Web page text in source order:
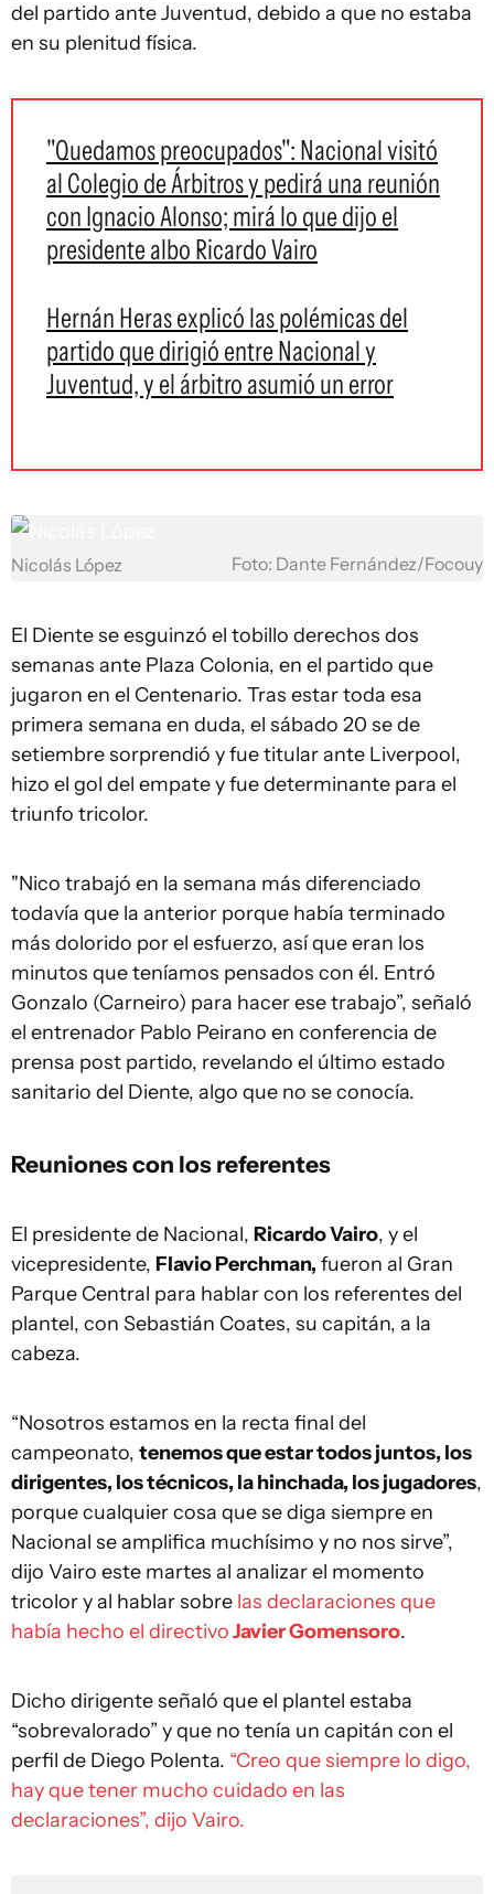
del partido ante Juventud, debido a que no estaba
en su plenitud física.
"Quedamos preocupados": Nacional visitó
al Colegio de Árbitros y pedirá una reunión
con Ignacio Alonso; mirá lo que dijo el
presidente albo Ricardo Vairo
Hernán Heras explicó las polémicas del
partido que dirigió entre Nacional y
Juventud, y el árbitro asumió un error
Nicolás López Foto: Dante Fernández/Focouy
El Diente se esguinzó el tobillo derechos dos
semanas ante Plaza Colonia, en el partido que
jugaron en el Centenario. Tras estar toda esa
primera semana en duda, el sábado 20 se de
setiembre sorprendió y fue titular ante Liverpool,
hizo el gol del empate y fue determinante para el
triunfo tricolor.
"Nico trabajó en la semana más diferenciado
todavía que la anterior porque había terminado
más dolorido por el esfuerzo, así que eran los
minutos que teníamos pensados con él. Entró
Gonzalo (Carneiro) para hacer ese trabajo”, señaló
el entrenador Pablo Peirano en conferencia de
prensa post partido, revelando el último estado
sanitario del Diente, algo que no se conocía.
Reuniones con los referentes
El presidente de Nacional, Ricardo Vairo, y el
vicepresidente, Flavio Perchman, fueron al Gran
Parque Central para hablar con los referentes del
plantel, con Sebastián Coates, su capitán, a la
cabeza.
“Nosotros estamos en la recta final del
campeonato, tenemos que estar todos juntos, los
dirigentes, los técnicos, la hinchada, los jugadores,
porque cualquier cosa que se diga siempre en
Nacional se amplifica muchísimo y no nos sirve”,
dijo Vairo este martes al analizar el momento
tricolor y al hablar sobre las declaraciones que
había hecho el directivoJavier Gomensoro.
Dicho dirigente señaló que el plantel estaba
“sobrevalorado” y que no tenía un capitán con el
perfil de Diego Polenta. “Creo que siempre lo digo,
hay que tener mucho cuidado en las
declaraciones”, dijo Vairo.